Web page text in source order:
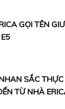
GỌI TÊN
SẮC
TỪ NHÀ